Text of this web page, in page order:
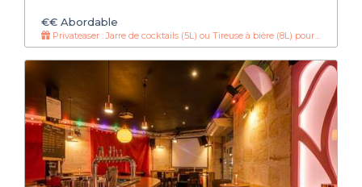
€€ Abordable
Privateaser : Jarre de cocktails (5L) ou Tireuse à bière (8L) pour 90€ !